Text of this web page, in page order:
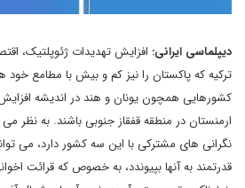
دیپلماسی ایرانی: افزایش تهدیدات ژئوپلتیک،
ترکیه که پاکستان را نیز کم و بیش با مطامع خود
کشورهایی همچون یونان و هند در اندیشه
ارمنستان در منطقه قفقاز جنوبی باشند. به نظر
نگرانی های مشترکی با این سه کشور دارد، می
قدرتمند به آنها بپیوندد، به خصوص که قرائت